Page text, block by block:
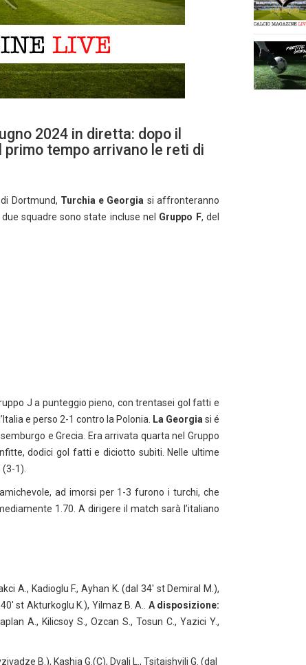
2024 in diretta: dopo il
tempo arrivano le reti di
Dortmund, Turchia e Georgia si affronteranno
squadre sono state incluse nel Gruppo F, del
J a punteggio pieno, con trentasei gol fatti e
e perso 2-1 contro la Polonia.
La Georgia si é
e Grecia. Era arrivata quarta nel Gruppo
dodici gol fatti e diciotto subiti. Nelle ultime
1).
ad imorsi per 1-3 furono i turchi, che
1.70. A dirigere il match sarà l’italiano
A., Kadioglu F., Ayhan K. (dal 34′ st Demiral M.),
st Akturkoglu K.), Yilmaz B. A.. A disposizione:
A., Kilicsoy S., Ozcan S., Tosun C., Yazici Y.,
B.), Kashia G.(C), Dvali L., Tsitaishvili G. (dal